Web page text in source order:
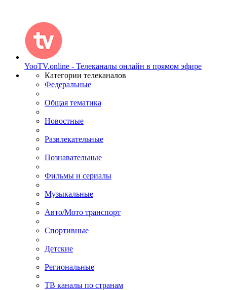
YooTV.online - Телеканалы онлайн в прямом эфире
Категории телеканалов
Федеральные
Общая тематика
Новостные
Развлекательные
Познавательные
Фильмы и сериалы
Музыкальные
Авто/Мото транспорт
Спортивные
Детские
Региональные
ТВ каналы по странам